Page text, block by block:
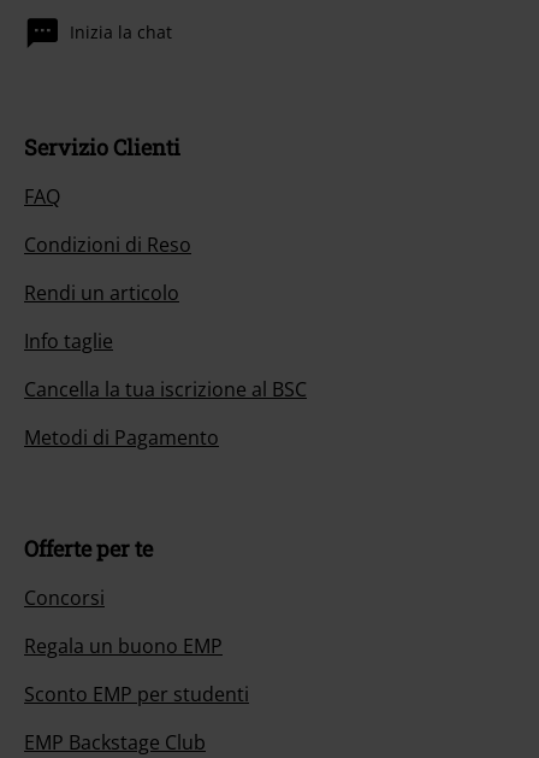
Inizia la chat
Servizio Clienti
FAQ
Condizioni di Reso
Rendi un articolo
Info taglie
Cancella la tua iscrizione al BSC
Metodi di Pagamento
Offerte per te
Concorsi
Regala un buono EMP
Sconto EMP per studenti
EMP Backstage Club